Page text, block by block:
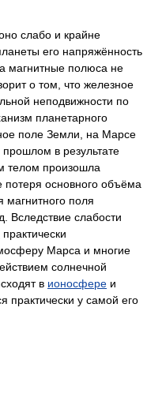
оно слабо и крайне
его напряжённость
магнитные полюса не
о том, что железное
неподвижности по
планетарного
поле Земли, на Марсе
в результате
телом произошла
потеря основного объёма
магнитного поля
Вследствие слабости
практически
Марса и многие
солнечной
в ионосфере и
практически у самой его